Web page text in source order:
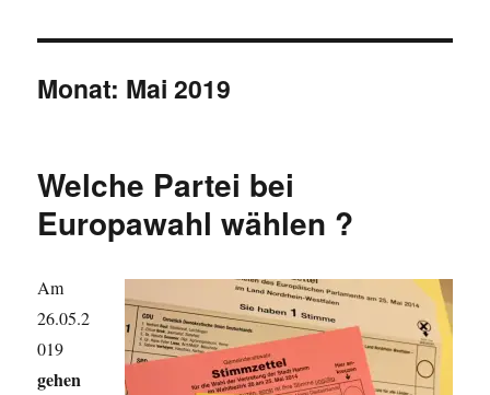
Monat: Mai 2019
Welche Partei bei
Europawahl wählen ?
Am
26.05.2
019
gehen